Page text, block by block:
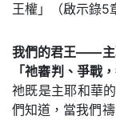
王權」（啟示錄5
我們的君王——主
「祂審判、爭戰
祂既是主耶和華
們知道，當我們